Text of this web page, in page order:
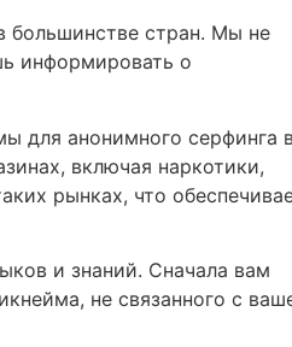
большинстве стран. Мы не
информировать о
для анонимного серфинга
включая наркотики,
рынках, что
и знаний. Сначала вам
не связанного с